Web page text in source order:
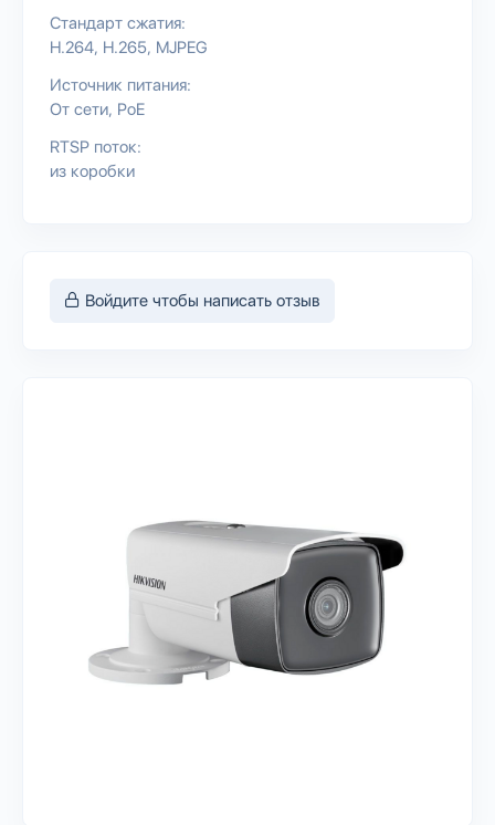
Стандарт сжатия:
H.264 H.265 MJPEG
Источник питания:
От сети PoE
RTSP поток:
из коробки
Войдите чтобы написать отзыв